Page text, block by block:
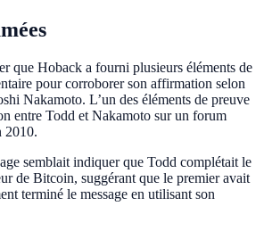
que Hoback a fourni plusieurs éléments de
pour corroborer son affirmation selon
Nakamoto. L’un des éléments de preuve
entre Todd et Nakamoto sur un forum
2010.
semblait indiquer que Todd complétait le
de Bitcoin, suggérant que le premier avait
terminé le message en utilisant son